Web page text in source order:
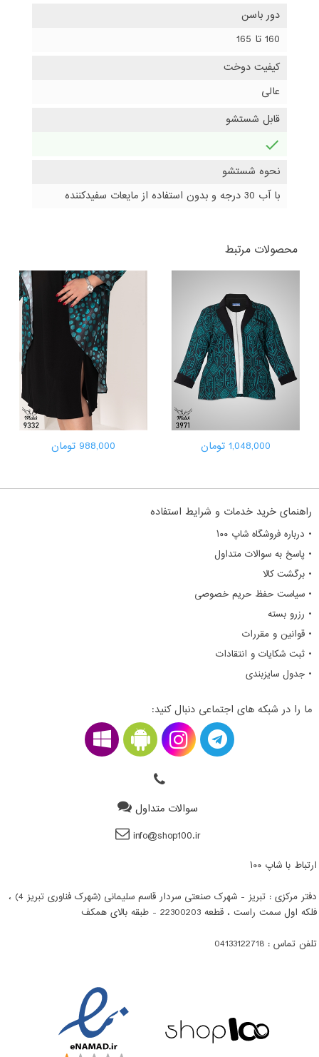
دور باسن
160 تا 165
کیفیت دوخت
عالی
قابل شستشو
نحوه شستشو
با آب 30 درجه و بدون استفاده از مایعات سفیدکننده
محصولات مرتبط
988,000 تومان 1,048,000 تومان
راهنمای خرید خدمات و شرایط استفاده
• درباره فروشگاه شاپ ۱۰۰
• پاسخ به سوالات متداول
• برگشت کالا
• سیاست حفظ حریم خصوصی
• رزرو بسته
• قوانین و مقررات
• ثبت شکایات و انتقادات
• جدول سایزبندی
ما را در شبکه های اجتماعی دنبال کنید:
سوالات متداول
info@shop100.ir
ارتباط با شاپ ۱۰۰
دفتر مرکزی : تبریز - شهرک صنعتی سردار قاسم سلیمانی (شهرک فناوری تبریز 4) ،
فلکه اول سمت راست ، قطعه 22300203 - طبقه بالای همکف
تلفن تماس : 04133122718